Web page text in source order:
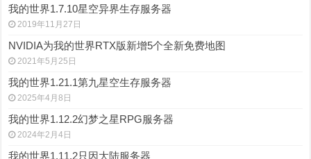
我的世界1.7.10星空异界生存服务器
2019年11月27日
NVIDIA为我的世界RTX版新增5个全新免费地图
2021年5月25日
我的世界1.21.1第九星空生存服务器
2025年4月8日
我的世界1.12.2幻梦之星RPG服务器
2024年2月4日
我的世界1.11.2只因大陆服务器